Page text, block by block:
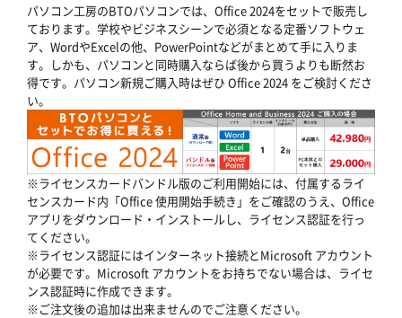
パソコン工房のBTOパソコンでは、Office 2024をセットで販売し
ております。学校やビジネスシーンで必須となる定番ソフトウェ
ア、WordやExcelの他、PowerPointなどがまとめて手に入りま
す。しかも、パソコンと同時購入ならば後から買うよりも断然お
得です。パソコン新規ご購入時はぜひ Office 2024 をご検討くださ
い。
※ライセンスカードバンドル版のご利用開始には、付属するライ
センスカード内「Office 使用開始手続き」をご確認のうえ、Office
アプリをダウンロード・インストールし、ライセンス認証を行っ
てください。
※ライセンス認証にはインターネット接続とMicrosoft アカウント
が必要です。Microsoft アカウントをお持ちでない場合は、ライセ
ンス認証時に作成できます。
※ご注文後の追加は出来ませんのでご注意ください。